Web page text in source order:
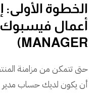
الخطوة
MANAGER)
حتى تتمكن من مزامنة
أن يكون لديك حساب